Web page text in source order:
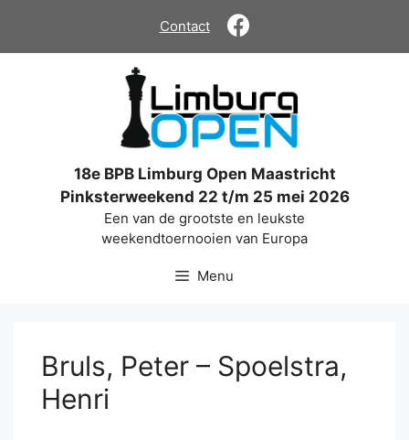
de
Contact
18e BPB Limburg Open Maastricht
Pinksterweekend 22 t/m 25 mei 2026
Een van de grootste en leukste
weekendtoernooien van Europa
Menu
Bruls, Peter – Spoelstra,
Henri